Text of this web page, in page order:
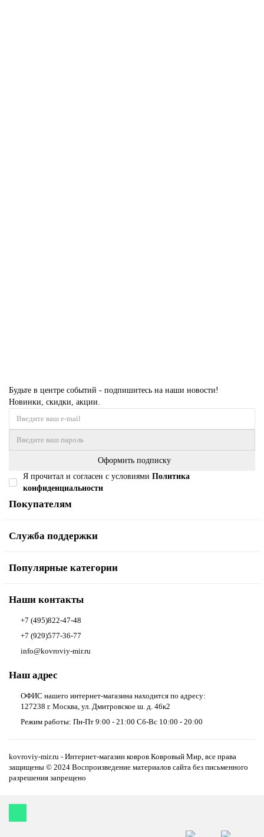
Будьте в центре событий - подпишитесь на наши новости!
Новинки, скидки, акции.
Оформить подписку
Я прочитал и согласен с условиями Политика
конфиденциальности
Покупателям
Служба поддержки
Популярные категории
Наши контакты
+7 (495)822-47-48
+7 (929)577-36-77
info@kovroviy-mir.ru
Наш адрес
ОФИС нашего интернет-магазина находится по адресу:
127238 г. Москва, ул. Дмитровское ш. д. 46к2
Режим работы: Пн-Пт 9:00 - 21:00 Сб-Вс 10:00 - 20:00
kovroviy-mir.ru - Интернет-магазин ковров Ковровый Мир, все права
защищены © 2024 Воспроизведение материалов сайта без письменного
разрешения запрещено